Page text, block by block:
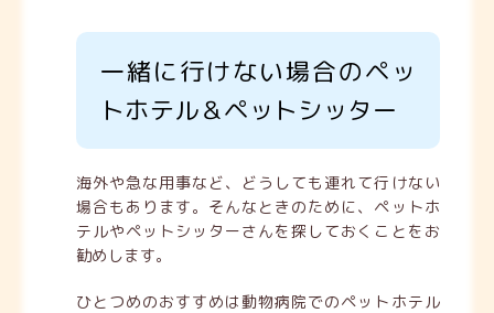
一緒に行けない場合のペッ
トホテル＆ペットシッター
海外や急な用事など、どうしても連れて行けない
場合もあります。そんなときのために、ペットホ
テルやペットシッターさんを探しておくことをお
勧めします。
ひとつめのおすすめは動物病院でのペットホテル